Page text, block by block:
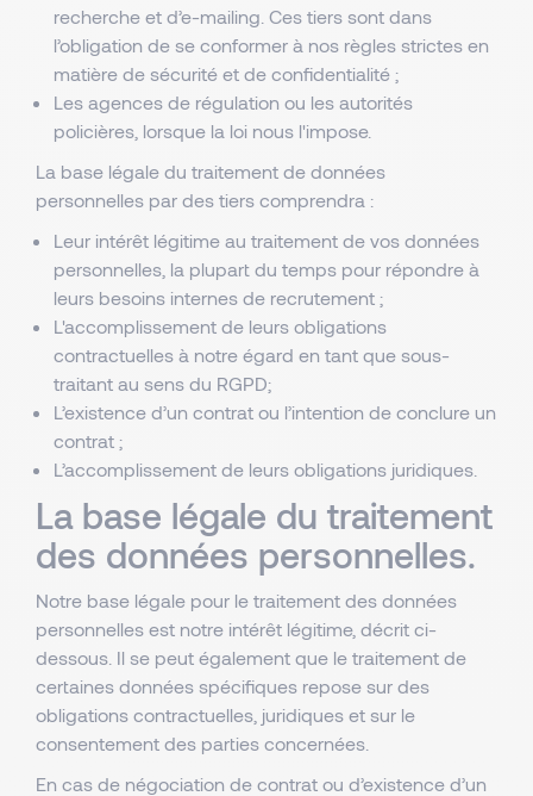
recherche et d’e-mailing. Ces tiers sont dans
l’obligation de se conformer à nos règles strictes en
matière de sécurité et de confidentialité ;
Les agences de régulation ou les autorités
policières, lorsque la loi nous l'impose.
La base légale du traitement de données
personnelles par des tiers comprendra :
Leur intérêt légitime au traitement de vos données
personnelles, la plupart du temps pour répondre à
leurs besoins internes de recrutement ;
L'accomplissement de leurs obligations
contractuelles à notre égard en tant que sous-
traitant au sens du RGPD;
L’existence d’un contrat ou l’intention de conclure un
contrat ;
L’accomplissement de leurs obligations juridiques.
La base légale du traitement
des données personnelles.
Notre base légale pour le traitement des données
personnelles est notre intérêt légitime, décrit ci-
dessous. Il se peut également que le traitement de
certaines données spécifiques repose sur des
obligations contractuelles, juridiques et sur le
consentement des parties concernées.
En cas de négociation de contrat ou d’existence d’un